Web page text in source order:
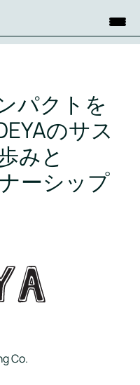
パクトを
のサス
みと
ーシップ
Co.